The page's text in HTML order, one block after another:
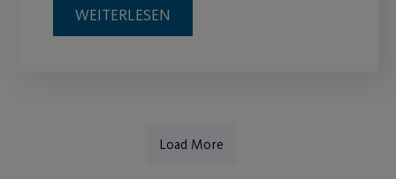
WEITERLESEN
Load More